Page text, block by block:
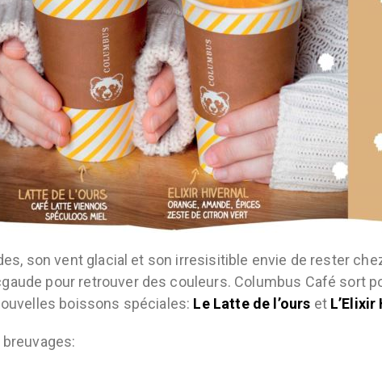
son vent glacial et son irresisitible envie de rester
pour retrouver des couleurs. Columbus Café sort
boissons spéciales: Le Latte de l’ours et